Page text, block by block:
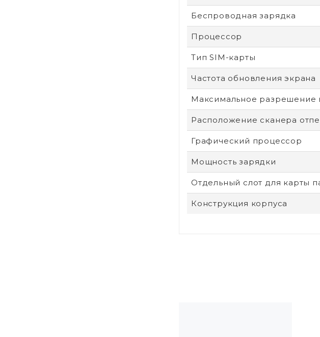
Беспроводная зарядка
Процессор
Тип SIM-карты
Частота обновления экрана
Максимальное разрешение
Расположение сканера
Графический процессор
Мощность зарядки
Отдельный слот для карты
Конструкция корпуса